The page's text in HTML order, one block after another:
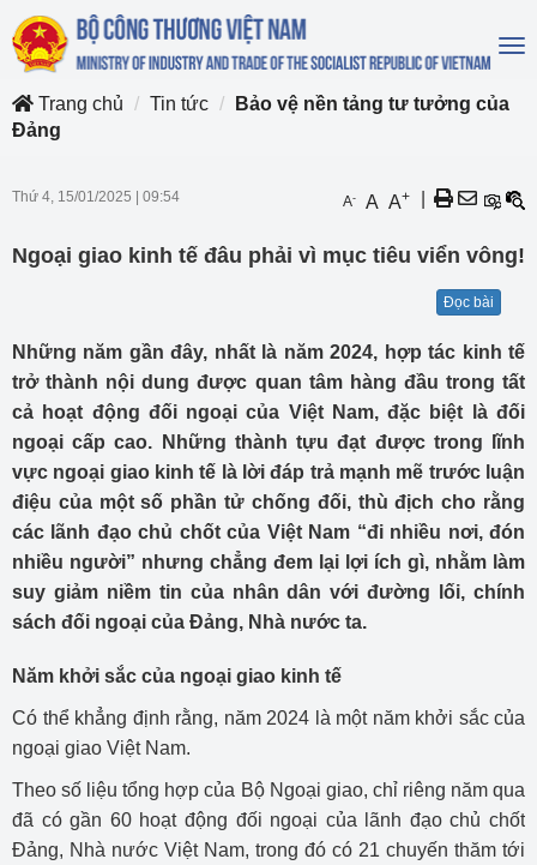
Trang chủ
Tin tức
Bảo vệ nền tảng tư tưởng của
Đảng
Thứ 4, 15/01/2025 09:54 A- A A+
Ngoại giao kinh tế đâu phải vì mục tiêu viển vông!
Đọc bài
Những năm gần đây, nhất là năm 2024, hợp tác kinh tế
trở thành nội dung được quan tâm hàng đầu trong tất
cả hoạt động đối ngoại của Việt Nam, đặc biệt là đối
ngoại cấp cao. Những thành tựu đạt được trong lĩnh
vực ngoại giao kinh tế là lời đáp trả mạnh mẽ trước luận
điệu của một số phần tử chống đối, thù địch cho rằng
các lãnh đạo chủ chốt của Việt Nam “đi nhiều nơi, đón
nhiều người” nhưng chẳng đem lại lợi ích gì, nhằm làm
suy giảm niềm tin của nhân dân với đường lối, chính
sách đối ngoại của Đảng, Nhà nước ta.
Năm khởi sắc của ngoại giao kinh tế
Có thể khẳng định rằng, năm 2024 là một năm khởi sắc của
ngoại giao Việt Nam.
Theo số liệu tổng hợp của Bộ Ngoại giao, chỉ riêng năm qua
đã có gần 60 hoạt động đối ngoại của lãnh đạo chủ chốt
Đảng, Nhà nước Việt Nam, trong đó có 21 chuyến thăm tới